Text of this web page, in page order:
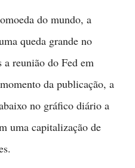
do mundo, a
queda grande no
reunião do Fed em
da publicação, a
no gráfico diário a
uma capitalização de